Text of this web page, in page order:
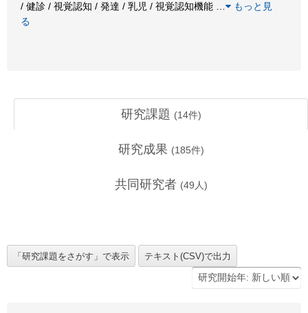
/ 健診 / 視覚認知 / 発達 / 乳児 / 視覚認知機能
もっと見
る
研究課題 (14件)
研究成果 (185件)
共同研究者 (49 人)